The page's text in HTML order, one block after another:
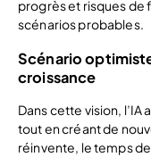
progrès et risques de
scénarios probables.
Scénario
croissance
Dans cette vision,
tout en créant de
réinvente, le temps